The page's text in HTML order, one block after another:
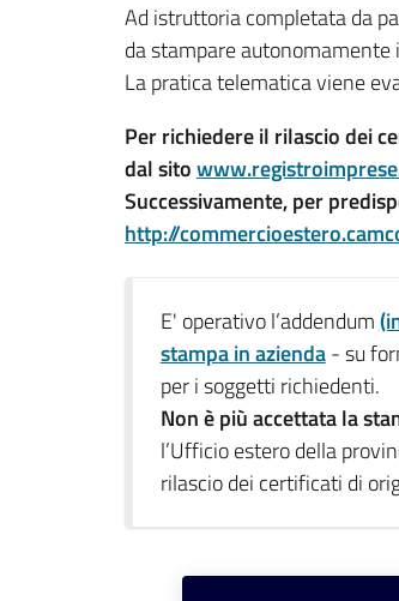
Ad istruttoria completata da
da stampare autonomamente
La pratica telematica viene
Per richiedere il rilascio dei
dal sito
Successivamente, per
http://
E' operativo l’addendum
stampa in azienda- su
per i soggetti richiedenti.
Non è più accettata la
l’Ufficio estero della
rilascio dei certificati di